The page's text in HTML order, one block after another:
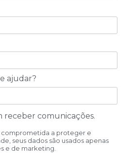
ajudar?
receber comunicações.
comprometida a proteger e
seus dados são usados apenas
e de marketing.